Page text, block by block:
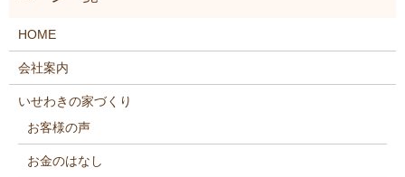
HOME
会社案内
いせわきの家づくり
お客様の声
お金のはなし